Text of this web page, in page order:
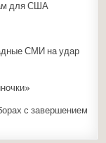
для США
СМИ на удар
с завершением